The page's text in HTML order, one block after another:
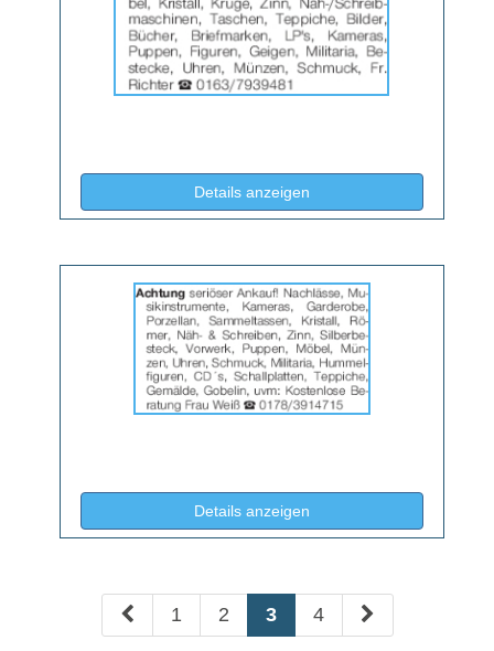
Anzeige
2066048
anzeigen
|
Info:
Details anzeigen(ID: 2066048)
der
Anzeige
2066069
anzeigen
|
Info:
Details anzeigen(ID: 2066069)
1 2 3 4